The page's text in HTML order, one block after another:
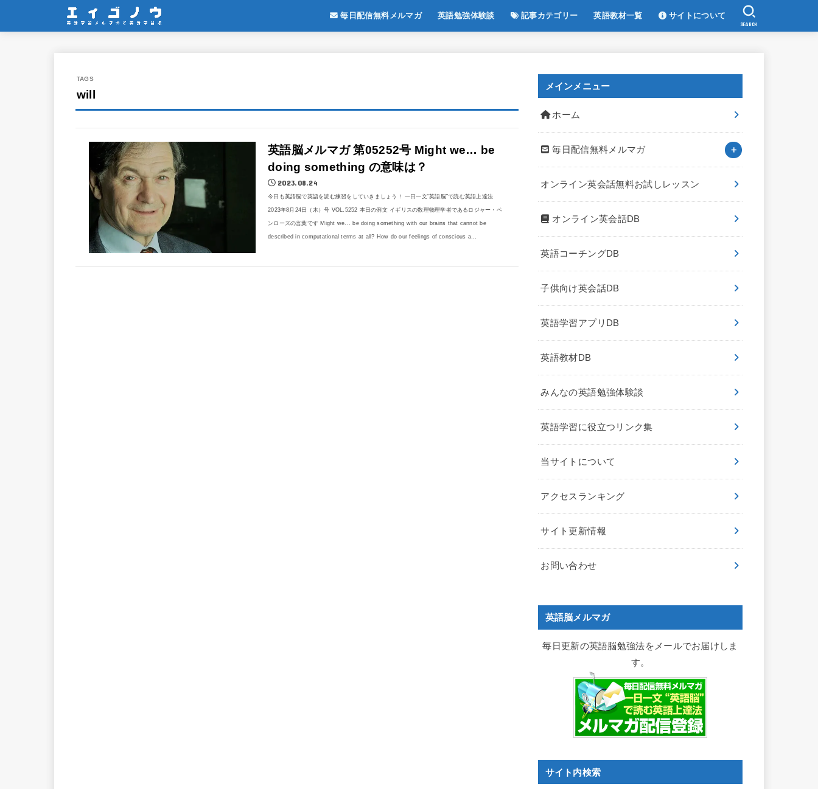
毎日配信無料メルマガ 英語勉強体験談 記事カテゴリー 英語教材一覧 サイトについて
SEARCH
will
英語脳メルマガ 第05252号 Might we… be
doing something の意味は？
2023.08.24
今日も英語脳で英語を読む練習をしていきましょう！ 一日一文“英語脳”で読む英語上達法
2023年8月24日（木）号 VOL.5252 本日の例文 イギリスの数理物理学者であるロジャー・ペ
ンローズの言葉です Might we... be doing something with our brains that cannot be
described in computational terms at all? How do our feelings of conscious a...
メインメニュー
ホーム
毎日配信無料メルマガ
オンライン英会話無料お試しレッスン
オンライン英会話DB
英語コーチングDB
子供向け英会話DB
英語学習アプリDB
英語教材DB
みんなの英語勉強体験談
英語学習に役立つリンク集
当サイトについて
アクセスランキング
サイト更新情報
お問い合わせ
英語脳メルマガ
毎日更新の英語脳勉強法をメールでお届けしま
す。
サイト内検索